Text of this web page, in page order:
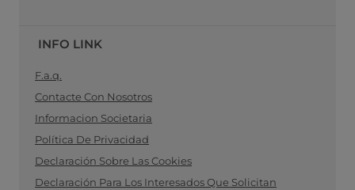
INFO LINK
F.a.q.
Contacte Con Nosotros
Informacion Societaria
Política De Privacidad
Declaración Sobre Las Cookies
Declaración Para Los Interesados Que Solicitan